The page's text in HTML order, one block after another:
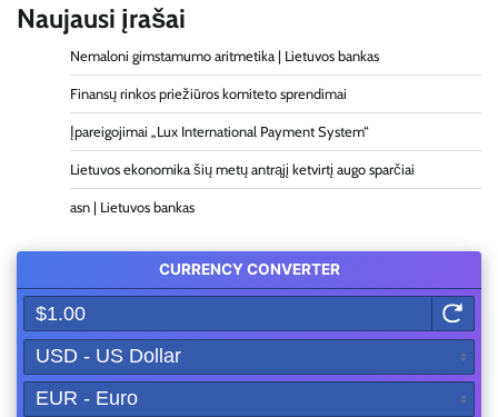
Naujausi įrašai
Nemaloni gimstamumo aritmetika | Lietuvos bankas
Finansų rinkos priežiūros komiteto sprendimai
Įpareigojimai „Lux International Payment System“
Lietuvos ekonomika šių metų antrąjį ketvirtį augo sparčiai
asn | Lietuvos bankas